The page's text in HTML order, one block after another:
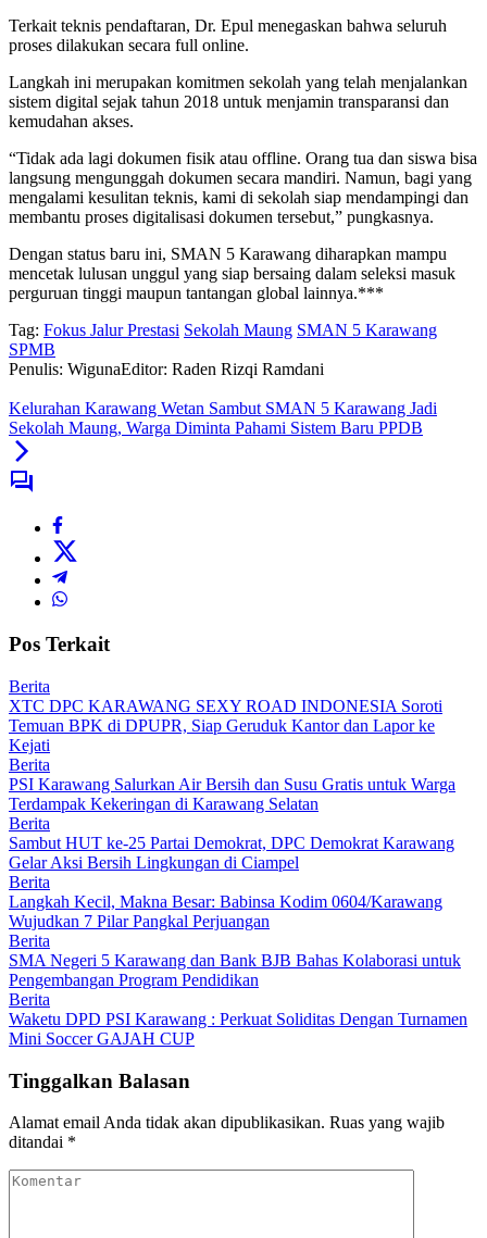
Terkait teknis pendaftaran, Dr. Epul menegaskan bahwa seluruh
proses dilakukan secara full online.
Langkah ini merupakan komitmen sekolah yang telah menjalankan
sistem digital sejak tahun 2018 untuk menjamin transparansi dan
kemudahan akses.
“Tidak ada lagi dokumen fisik atau offline. Orang tua dan siswa bisa
langsung mengunggah dokumen secara mandiri. Namun, bagi yang
mengalami kesulitan teknis, kami di sekolah siap mendampingi dan
membantu proses digitalisasi dokumen tersebut,” pungkasnya.
Dengan status baru ini, SMAN 5 Karawang diharapkan mampu
mencetak lulusan unggul yang siap bersaing dalam seleksi masuk
perguruan tinggi maupun tantangan global lainnya.***
Tag: Fokus Jalur Prestasi Sekolah Maung SMAN 5 Karawang
SPMB
Penulis: WigunaEditor: Raden Rizqi Ramdani
Kelurahan Karawang Wetan Sambut SMAN 5 Karawang Jadi
Sekolah Maung, Warga Diminta Pahami Sistem Baru PPDB
Pos Terkait
Berita
XTC DPC KARAWANG SEXY ROAD INDONESIA Soroti
Temuan BPK di DPUPR, Siap Geruduk Kantor dan Lapor ke
Kejati
Berita
PSI Karawang Salurkan Air Bersih dan Susu Gratis untuk Warga
Terdampak Kekeringan di Karawang Selatan
Berita
Sambut HUT ke-25 Partai Demokrat, DPC Demokrat Karawang
Gelar Aksi Bersih Lingkungan di Ciampel
Berita
Langkah Kecil, Makna Besar: Babinsa Kodim 0604/Karawang
Wujudkan 7 Pilar Pangkal Perjuangan
Berita
SMA Negeri 5 Karawang dan Bank BJB Bahas Kolaborasi untuk
Pengembangan Program Pendidikan
Berita
Waketu DPD PSI Karawang : Perkuat Soliditas Dengan Turnamen
Mini Soccer GAJAH CUP
Tinggalkan Balasan
Alamat email Anda tidak akan dipublikasikan. Ruas yang wajib
ditandai *